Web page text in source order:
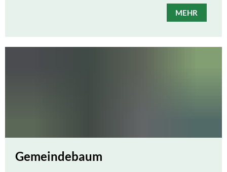
MEHR
Gemeindebaum